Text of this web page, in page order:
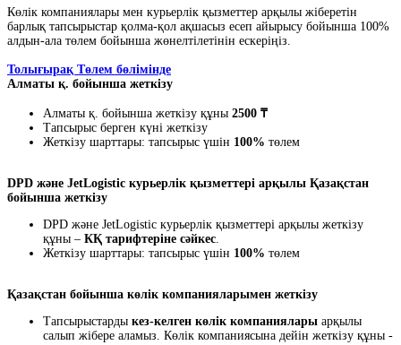
Көлік компаниялары мен курьерлік қызметтер арқылы жіберетін
барлық тапсырыстар қолма-қол ақшасыз есеп айырысу бойынша 100%
алдын-ала төлем бойынша жөнелтілетінін ескеріңіз.
Толығырақ Төлем бөлімінде
Алматы қ. бойынша жеткізу
Алматы қ. бойынша жеткізу құны 2500 ₸
Тапсырыс берген күні жеткізу
Жеткізу шарттары: тапсырыс үшін 100% төлем
DPD және JetLogistic курьерлік қызметтері арқылы Қазақстан
бойынша жеткізу
DPD және JetLogistic курьерлік қызметтері арқылы жеткізу
құны – КҚ тарифтеріне сәйкес.
Жеткізу шарттары: тапсырыс үшін 100% төлем
Қазақстан бойынша көлік компанияларымен жеткізу
Тапсырыстарды кез-келген көлік компаниялары арқылы
салып жібере аламыз. Көлік компаниясына дейін жеткізу құны -